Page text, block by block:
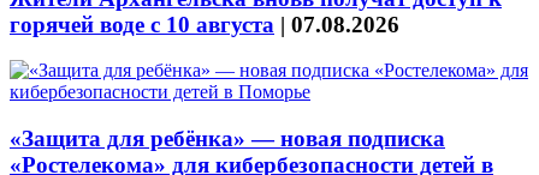
горячей воде с 10 августа | 07.08.2026
«Защита для ребёнка» — новая подписка
«Ростелекома» для кибербезопасности детей в